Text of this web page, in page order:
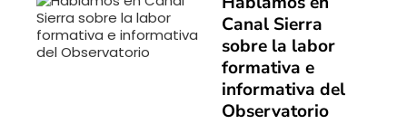
Canal Sierra
sobre la labor
formativa e
informativa del
Observatorio